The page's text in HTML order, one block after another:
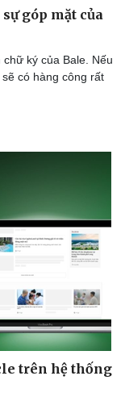
góp mặt của
ký của Bale. Nếu
có hàng công rất
trên hệ thống